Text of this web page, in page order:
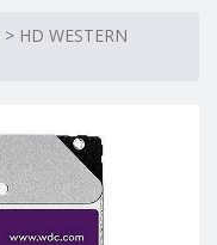
> HD WESTERN